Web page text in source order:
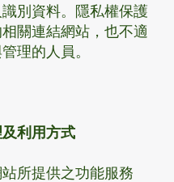
別資料。隱私權保護
關連結網站，也不適
理的人員。
利用方式
所提供之功能服務